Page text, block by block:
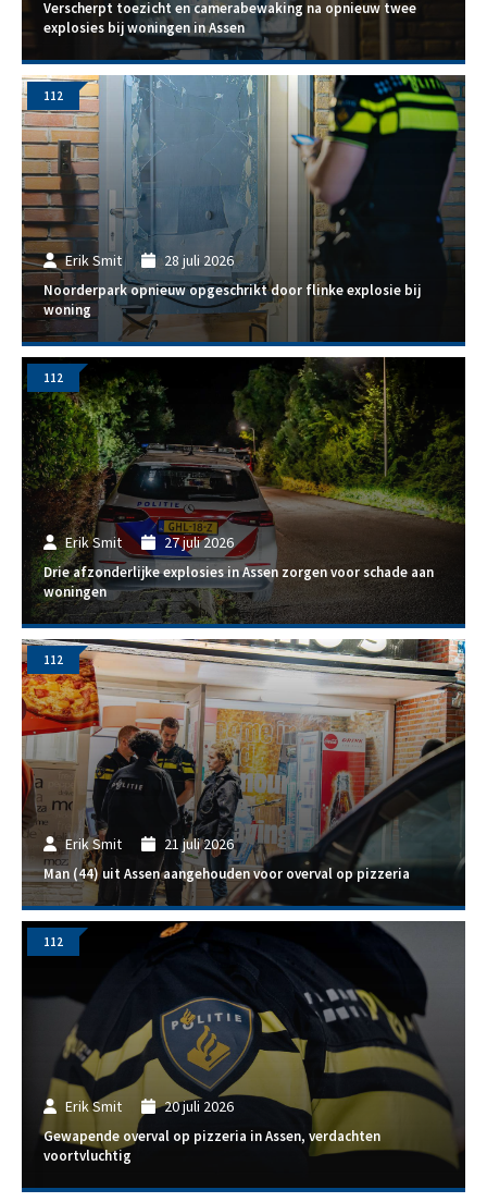
Verscherpt toezicht en camerabewaking na opnieuw twee
explosies bij woningen in Assen
Erik Smit 28 juli 2026
Noorderpark opnieuw opgeschrikt door flinke explosie bij
woning
112
Erik Smit 27 juli 2026
Drie afzonderlijke explosies in Assen zorgen voor schade aan
woningen
112
Erik Smit 21 juli 2026
Man (44) uit Assen aangehouden voor overval op pizzeria
112
Erik Smit 20 juli 2026
Gewapende overval op pizzeria in Assen, verdachten
voortvluchtig
112